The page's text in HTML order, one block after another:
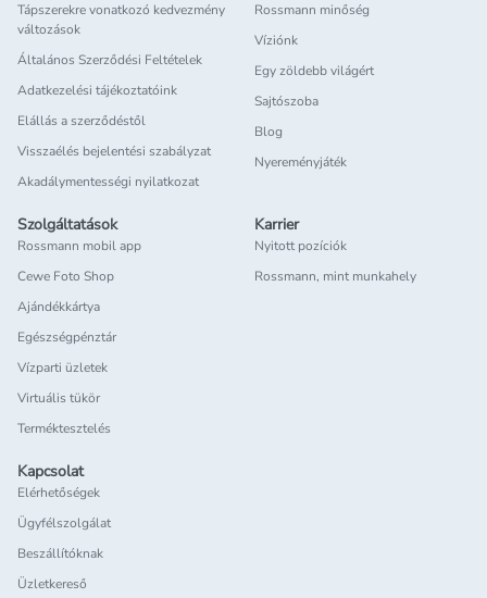
Tápszerekre vonatkozó kedvezmény
változások
Általános Szerződési Feltételek
Adatkezelési tájékoztatóink
Elállás a szerződéstől
Visszaélés bejelentési szabályzat
Akadálymentességi nyilatkozat
Rossmann minőség
Víziónk
Egy zöldebb világért
Sajtószoba
Blog
Nyereményjáték
Szolgáltatások
Rossmann mobil app
Cewe Foto Shop
Ajándékkártya
Egészségpénztár
Vízparti üzletek
Virtuális tükör
Terméktesztelés
Karrier
Nyitott pozíciók
Rossmann, mint munkahely
Kapcsolat
Elérhetőségek
Ügyfélszolgálat
Beszállítóknak
Üzletkereső